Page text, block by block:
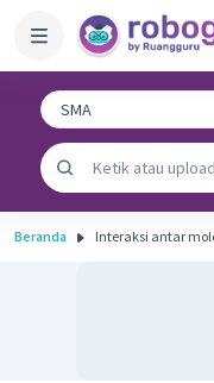
Beranda Interaksi antar